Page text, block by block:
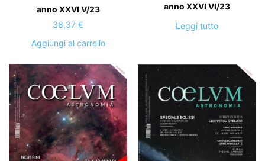
anno XXVI V/23
38,37€
Aggiungi al carrello
anno XXVI VI/23
Leggi tutto